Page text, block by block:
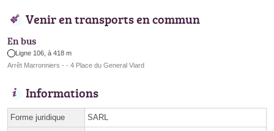
Venir en transports en commun
En bus
Ligne 106, à 418 m
Arrêt Marronniers - - 4 Place du General Viard
Informations
Forme juridique SARL